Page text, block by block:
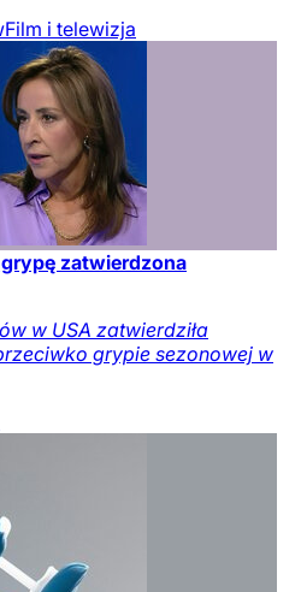
Film i telewizja
zatwierdzona
w USA zatwierdziła
grypie sezonowej w